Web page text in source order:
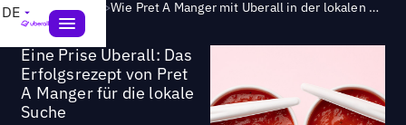
DE Success Story > Wie Pret A Manger mit Uberall in der lokalen Suche erfolgreich war
Eine Prise Uberall: Das
Erfolgsrezept von Pret
A Manger für die lokale
Suche